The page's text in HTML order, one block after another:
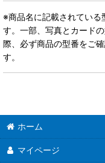
※商品名に記載されている
す。一部、写真とカード
際、必ず商品の型番をご
す。
ホーム
マイページ